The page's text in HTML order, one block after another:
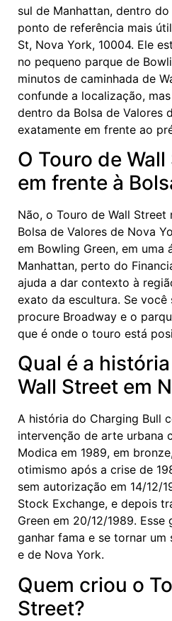
sul de Manhattan, dentro
ponto de referência mais
St, Nova York, 10004. Ele
no pequeno parque de
minutos de caminhada de
confunde a localização,
dentro da Bolsa de Valores
exatamente em frente ao
O Touro de
em frente à
Não, o Touro de Wall
Bolsa de Valores de Nova
em Bowling Green, em uma
Manhattan, perto do
ajuda a dar contexto à
exato da escultura. Se
procure Broadway e o
que é onde o touro está
Qual é a
Wall Street em
A história do Charging Bull
intervenção de arte urbana
Modica em 1989, em
otimismo após a crise de
sem autorização em 14/12/
Stock Exchange, e depois
Green em 20/12/1989.
ganhar fama e se tornar um
e de Nova York.
Quem criou o
Street?